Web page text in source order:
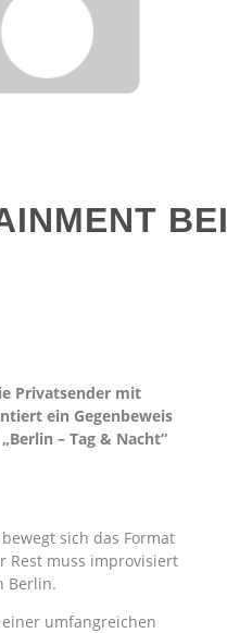
BEI
Privatsender mit
ein Gegenbeweis
– Tag & Nacht“
sich das Format
Rest muss improvisiert
Berlin.
umfangreichen